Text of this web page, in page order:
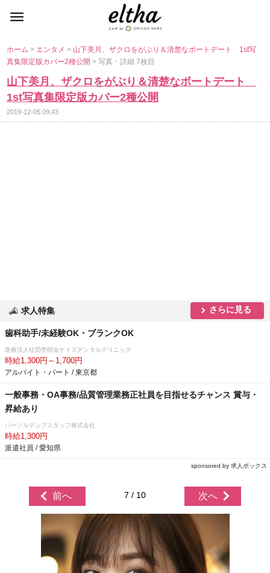
ホーム> エンタメ> 山下美月、ザクロをがぶり＆清楚なボートデート 1st写
真集限定版カバー2種公開> 写真・詳細 7枚目
山下美月、ザクロをがぶり＆清楚なボートデート
1st写真集限定版カバー2種公開
2019-12-05 09:43
求人特集 さらに見る
歯科助手/未経験OK・ブランクOK
医療法人社団壱樹会ケイズデンタルクリニック
時給1,300円～1,700円
アルバイト・パート / 東京都
一般事務・OA事務/品質管理業務正社員を目指せるチャンス 賞与・
昇給あり
パーソルテンプスタッフ株式会社
時給1,300円
派遣社員 / 愛知県
sponsored by 求人ボックス
前へ 7 / 10 次へ